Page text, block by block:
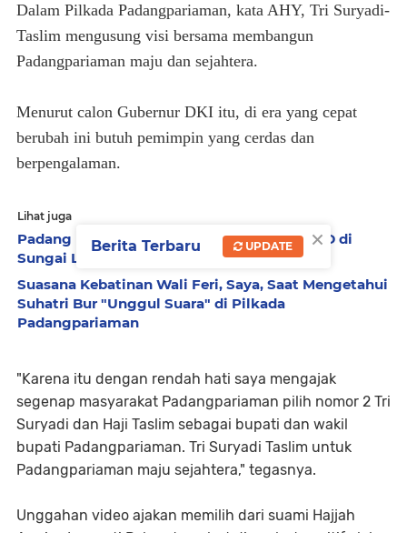
Dalam Pilkada Padangpariaman, kata AHY, Tri Suryadi-
Taslim mengusung visi bersama membangun
Padangpariaman maju dan sejahtera.
Menurut calon Gubernur DKI itu, di era yang cepat
berubah ini butuh pemimpin yang cerdas dan
berpengalaman.
Lihat juga
Padang Pariaman Akan Bangun RSUD Tipe D di
Sungai Limau
Suasana Kebatinan Wali Feri, Saya, Saat Mengetahui
Suhatri Bur "Unggul Suara" di Pilkada
Padangpariaman
"Karena itu dengan rendah hati saya mengajak
segenap masyarakat Padangpariaman pilih nomor 2 Tri
Suryadi dan Haji Taslim sebagai bupati dan wakil
bupati Padangpariaman. Tri Suryadi Taslim untuk
Padangpariaman maju sejahtera," tegasnya.
Unggahan video ajakan memilih dari suami Hajjah
×
Berita Terbaru UPDATE